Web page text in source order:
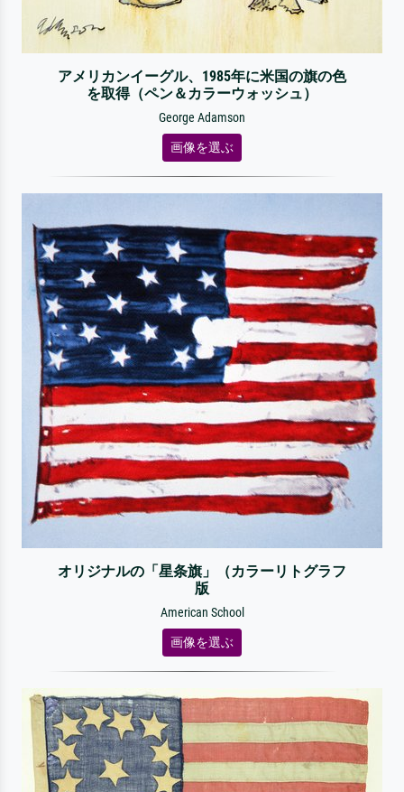
アメリカンイーグル、1985年に米国の旗の色
を取得（ペン＆カラーウォッシュ）
George Adamson
画像を選ぶ
オリジナルの「星条旗」（カラーリトグラフ
版
American School
画像を選ぶ